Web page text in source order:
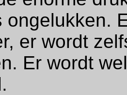
ongelukken.
er wordt
Er wordt